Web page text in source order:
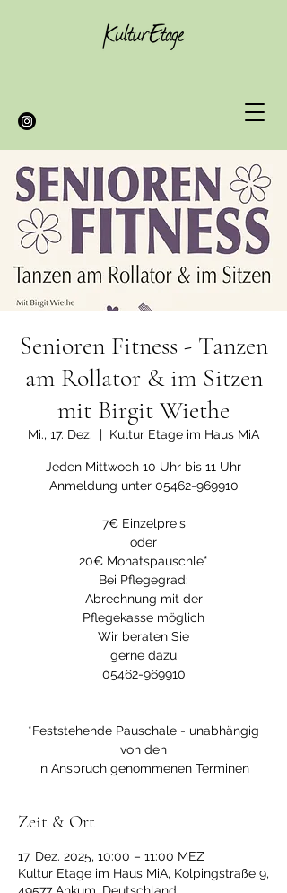
Senioren Fitness - Tanzen
am Rollator & im Sitzen
mit Birgit Wiethe
Mi., 17. Dez.
  |
Kultur Etage im Haus MiA
Jeden Mittwoch 10 Uhr bis 11 Uhr
Anmeldung unter 05462-969910
7€ Einzelpreis
oder
20€ Monatspauschle*
Bei Pflegegrad:
Abrechnung mit der
Pflegekasse möglich
Wir beraten Sie
gerne dazu
05462-969910
*Feststehende Pauschale - unabhängig
von den
in Anspruch genommenen Terminen
Zeit & Ort
17. Dez. 2025, 10:00 – 11:00 MEZ
Kultur Etage im Haus MiA, Kolpingstraße 9,